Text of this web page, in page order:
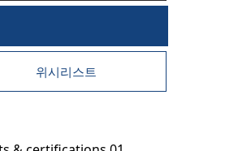
위시리스트